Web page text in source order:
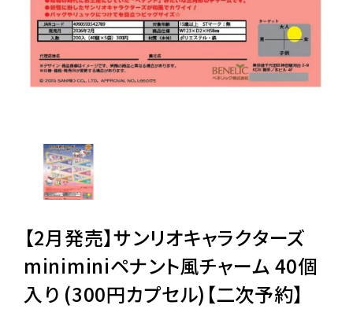
よくあるご質問
ご利用ガイド
06-6282-7659
【2月発売】サンリオキャラクターズ
miniminiペナント風チャーム 40個
入り (300円カプセル)【二次予約】